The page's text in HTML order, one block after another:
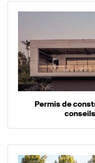
Permis de